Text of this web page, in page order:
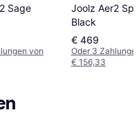
Sage
von
Joolz Aer2
Black
€ 469
Oder 3
€ 156,33